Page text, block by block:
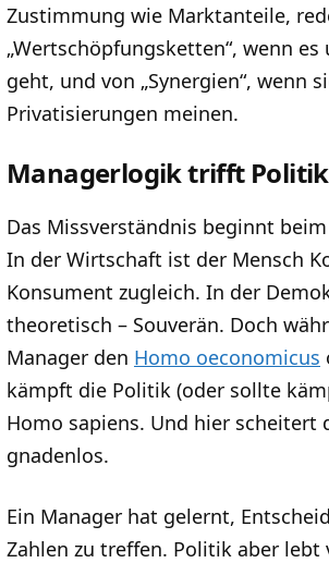
Zustimmung wie Marktanteile,
„Wertschöpfungsketten“, wenn
geht, und von „Synergien“, wenn
Privatisierungen meinen.
Managerlogik trifft
Das Missverständnis beginnt
In der Wirtschaft ist der Mensch
Konsument zugleich. In der
theoretisch – Souverän. Doch
Manager den Homo oeconomicus
kämpft die Politik (oder sollte
Homo sapiens. Und hier scheitert
gnadenlos.
Ein Manager hat gelernt,
Zahlen zu treffen. Politik aber